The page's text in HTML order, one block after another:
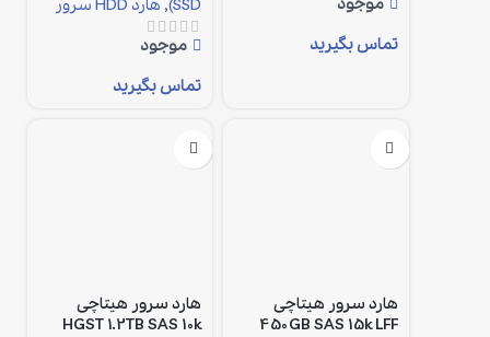
تماس بگیرید
SSD)
, هارد HDD سرور
موجود
تماس بگیرید
هارد سرور هیتاچی
450GB SAS 15k LFF
هارد سرور هیتاچی
HGST 1.2TB SAS 10k